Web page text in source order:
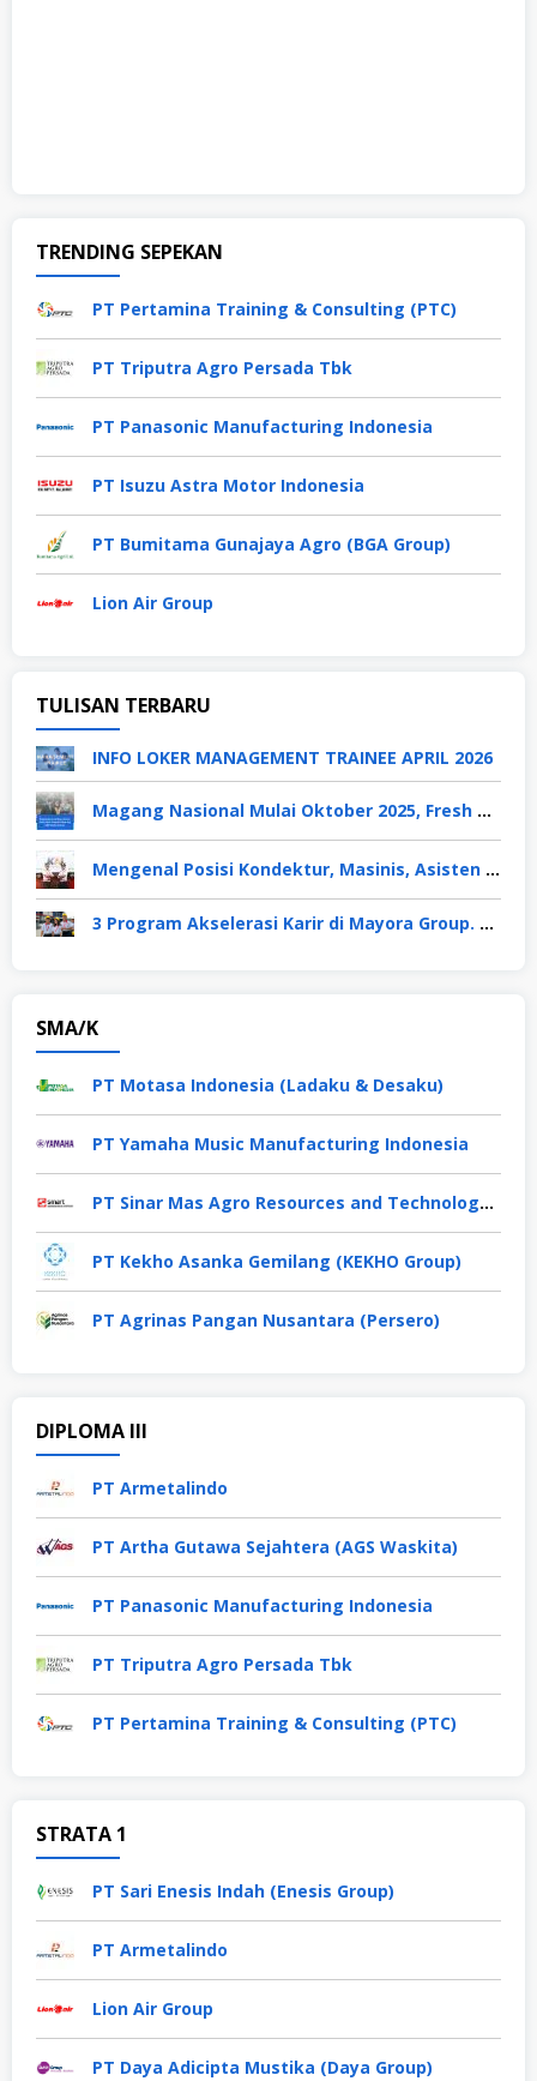
TRENDING SEPEKAN
PT Pertamina Training & Consulting (PTC)
PT Triputra Agro Persada Tbk
PT Panasonic Manufacturing Indonesia
PT Isuzu Astra Motor Indonesia
PT Bumitama Gunajaya Agro (BGA Group)
Lion Air Group
TULISAN TERBARU
INFO LOKER MANAGEMENT TRAINEE APRIL 2026
Magang Nasional Mulai Oktober 2025, Fresh Graduate Dapat Gaji UMP Selama 6 Bulan
Mengenal Posisi Kondektur, Masinis, Asisten PPKA, Pemeliharaan Sarana dan Prasarana, Polsuska (Polisi Khusus Kereta Api), di PT KAI
3 Program Akselerasi Karir di Mayora Group. Apa Saja? Berikut Penjelasannya
SMA/K
PT Motasa Indonesia (Ladaku & Desaku)
PT Yamaha Music Manufacturing Indonesia
PT Sinar Mas Agro Resources and Technology Tbk
PT Kekho Asanka Gemilang (KEKHO Group)
PT Agrinas Pangan Nusantara (Persero)
DIPLOMA III
PT Armetalindo
PT Artha Gutawa Sejahtera (AGS Waskita)
PT Panasonic Manufacturing Indonesia
PT Triputra Agro Persada Tbk
PT Pertamina Training & Consulting (PTC)
STRATA 1
PT Sari Enesis Indah (Enesis Group)
PT Armetalindo
Lion Air Group
PT Daya Adicipta Mustika (Daya Group)